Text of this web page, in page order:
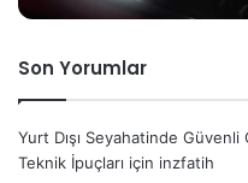
Son Yorumlar
Yurt Dışı Seyahatinde
Teknik İpuçları için inzfatih